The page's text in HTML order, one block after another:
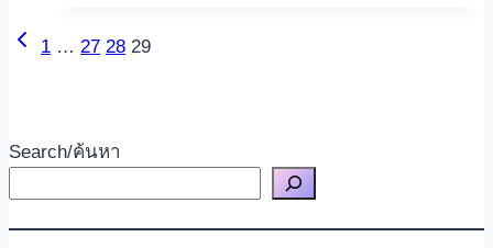
Page
Previous
1 … 27 28 29
Search/ค้นหา